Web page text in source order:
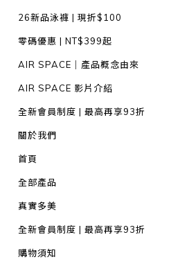
26新品泳褲 | 現折$100
零碼優惠 | NT$399起
AIR SPACE｜產品概念由來
AIR SPACE 影片介紹
全新會員制度 | 最高再享93折
關於我們
首頁
全部產品
真實多美
全新會員制度 | 最高再享93折
購物須知